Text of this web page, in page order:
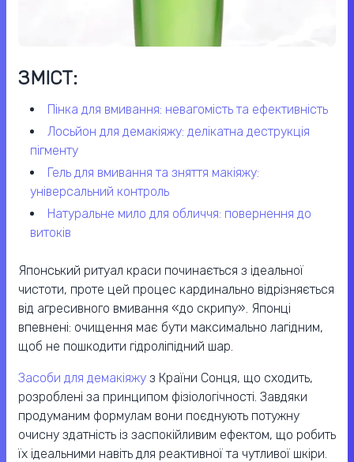
ЗМІСТ:
пінка для вмивання: невагомість та ефективність
лосьйон для демакіяжу: делікатна деструкція
пігменту
гель для вмивання та зняття макіяжу:
універсальний контроль
натуральне мило для обличчя: повернення до
витоків
Японський ритуал краси починається з ідеальної
чистоти, проте цей процес кардинально відрізняється
від агресивного вмивання «до скрипу». Японці
впевнені: очищення має бути максимально лагідним,
щоб не пошкодити гідроліпідний шар.
Засоби для демакіяжу з Країни Сонця, що сходить,
розроблені за принципом фізіологічності. Завдяки
продуманим формулам вони поєднують потужну
очисну здатність із заспокійливим ефектом, що робить
їх ідеальними навіть для реактивної та чутливої шкіри.